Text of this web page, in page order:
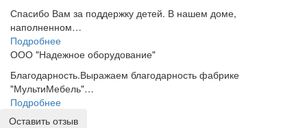
Спасибо Вам за поддержку детей. В нашем доме,
наполненном…
Подробнее
ООО "Надежное оборудование"
Благодарность.Выражаем благодарность фабрике
"МультиМебель"…
Подробнее
Оставить отзыв